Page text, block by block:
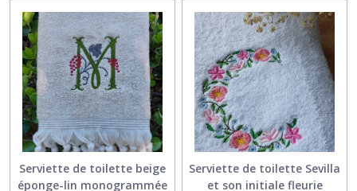
Serviette de toilette beige
éponge-lin monogrammée
Serviette de toilette Sevilla
et son initiale fleurie